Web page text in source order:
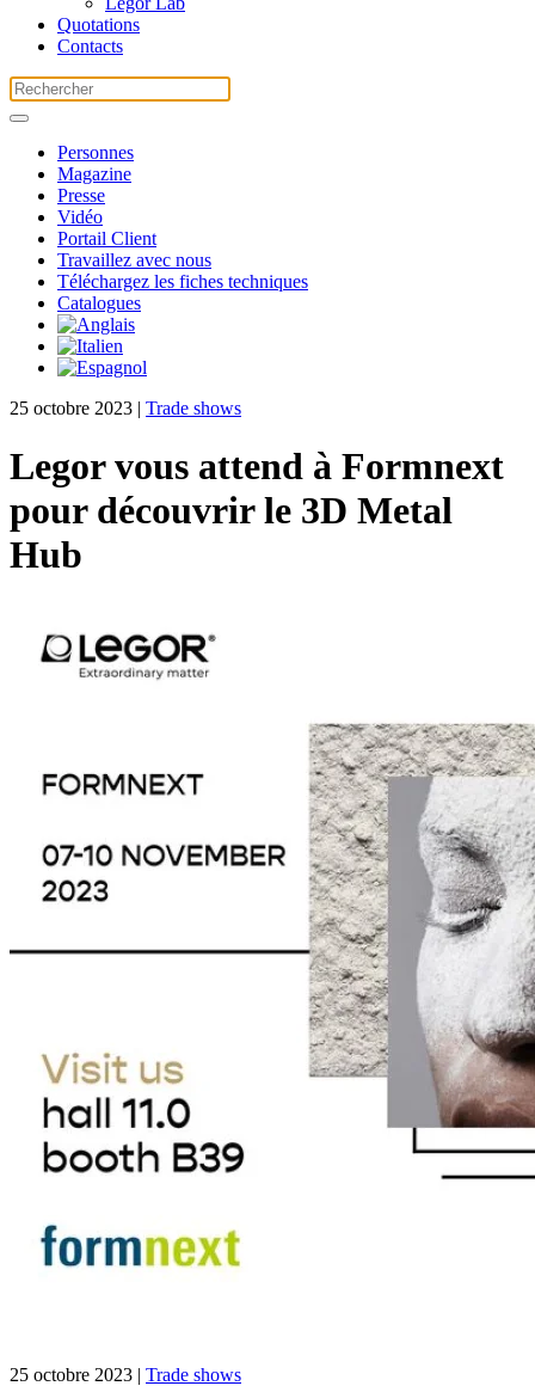
Quotations
Contacts
Personnes
Magazine
Presse
Vidéo
Portail Client
Travaillez avec nous
Téléchargez les fiches techniques
Catalogues
25 octobre 2023 | Trade shows
Legor vous attend à Formnext
pour découvrir le 3D Metal
Hub
25 octobre 2023 | Trade shows